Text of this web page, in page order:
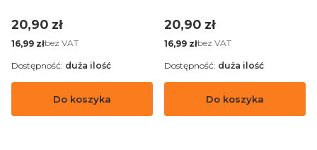
Cena
20,90 zł
Cena
16,99 złbez VAT
Do koszyka
Dostępność: duża ilość
Cena
20,90 zł
Cena
16,99 złbez VAT
Do koszyka
Dostępność: duża ilość